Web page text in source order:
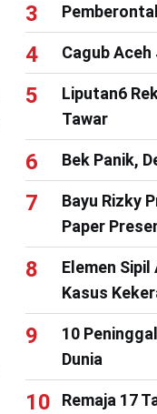
Cagub Aceh
Liputan6
Tawar
Bek Panik,
Bayu Rizky
Paper
Elemen
Kasus
10
Dunia
Remaja 17